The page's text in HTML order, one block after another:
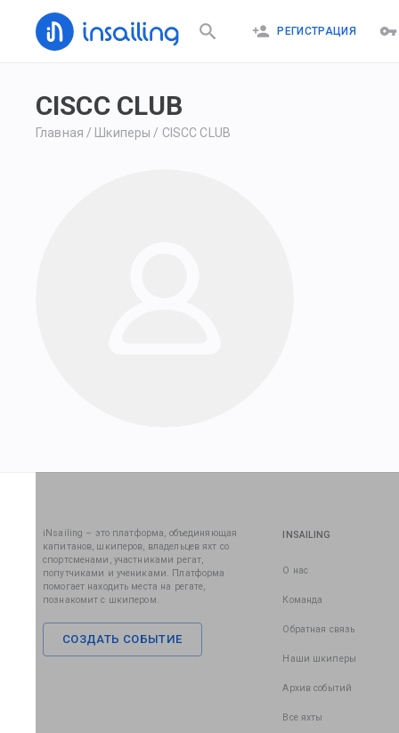
РЕГИСТРАЦИЯ
CISCC CLUB
Главная / Шкиперы / CISCC CLUB
iNsailing – это платформа, объединяющая
капитанов, шкиперов, владельцев яхт со
спортсменами, участниками регат,
попутчиками и учениками. Платформа
помогает находить места на регате,
познакомит с шкипером.
СОЗДАТЬ СОБЫТИЕ
INSAILING
О нас
Команда
Обратная связь
Наши шкиперы
Архив событий
Все яхты